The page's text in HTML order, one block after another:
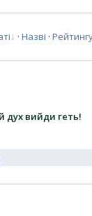
· Назві ·
дух вийди геть!